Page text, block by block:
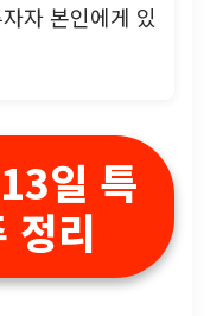
자 본인에게 있
일 특
정리